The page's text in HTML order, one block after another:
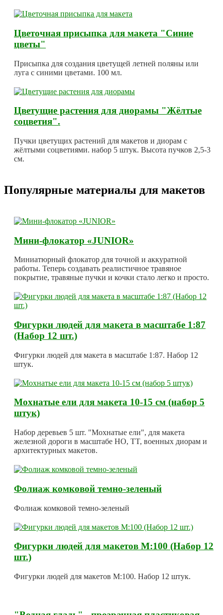
Цветочная присыпка для макета "Синие
цветы"
Присыпка для создания цветущей летней поляны или
луга с синими цветами. 100 мл.
Цветущие растения для диорамы "Жёлтые
соцветия".
Пучки цветущих растений для макетов и диорам с
жёлтыми соцветиями. набор 5 штук. Высота пучков 2,5-3
см.
Популярные материалы для макетов
Мини-флокатор «JUNIOR»
Миниатюрный флокатор для точной и аккуратной
работы. Теперь создавать реалистичное травяное
покрытие, травяные пучки и кочки стало легко и просто.
Фигурки людей для макета в масштабе 1:87
(Набор 12 шт.)
Фигурки людей для макета в масштабе 1:87. Набор 12
штук.
Мохнатые ели для макета 10-15 см (набор 5
штук)
Набор деревьев 5 шт. "Мохнатые ели", для макета
железной дороги в масштабе HO, TT, военных диорам и
архитектурных макетов.
Фолиаж комковой темно-зеленый
Фолиаж комковой темно-зеленый
Фигурки людей для макетов М:100 (Набор 12
шт.)
Фигурки людей для макетов М:100. Набор 12 штук.